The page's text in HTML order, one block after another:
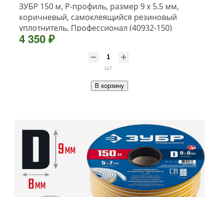
ЗУБР 150 м, P-профиль, размер 9 х 5.5 мм,
коричневый, самоклеящийся резиновый
уплотнитель, Профессионал (40932-150)
4 350 ₽
шт
В корзину